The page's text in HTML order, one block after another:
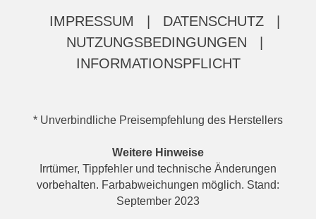
IMPRESSUM DATENSCHUTZ
NUTZUNGSBEDINGUNGEN
INFORMATIONSPFLICHT
* Unverbindliche Preisempfehlung des Herstellers
Weitere Hinweise
Irrtümer, Tippfehler und technische Änderungen
vorbehalten. Farbabweichungen möglich. Stand:
September 2023